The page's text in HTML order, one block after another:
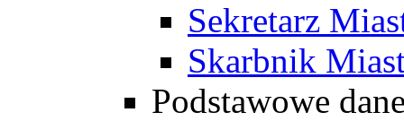
Sekretarz
Skarbnik
Podstawowe